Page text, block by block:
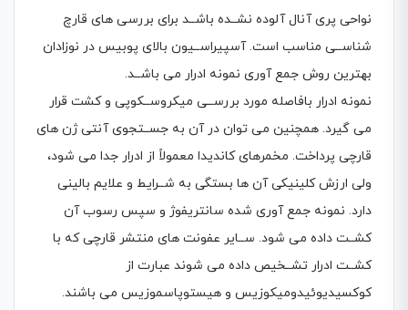
نواحی پری آنال آلوده نشــده باشــد برای بررسی های قارچ
شناســی مناسب است. آسپیراســیون بالای پوبیس در نوزادان
بهترین روش جمع آوری نمونه ادرار می باشــد.
نمونه ادرار بافاصله مورد بررســی میکروســکوپی و كشت قرار
می گیرد. همچنین می توان در آن به جســتجوی آنتی ژن های
قارچی پرداخت. مخمرهای كاندیدا معمولاً از ادرار جدا می شود،
ولی ارزش كلینیکی آن ها بستگی به شــرایط و علایم بالینی
دارد. نمونه جمع آوری شده سانتریفوژ و سپس رسوب آن
كشــت داده می شود. ســایر عفونت های منتشر قارچی كه با
كشــت ادرار تشــخیص داده می شوند عبارت از
كوكسیدیوئیدومیکوزیس و هیستوپاسموزیس می باشند.